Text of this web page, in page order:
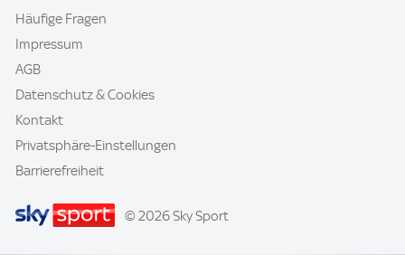
Häufige Fragen
Impressum
AGB
Datenschutz & Cookies
Kontakt
Privatsphäre-Einstellungen
Barrierefreiheit
© 2026 Sky Sport